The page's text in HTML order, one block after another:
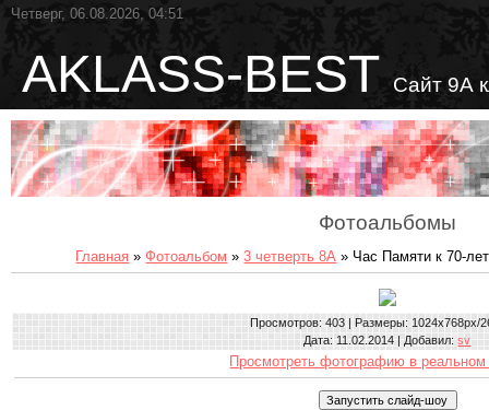
Четверг, 06.08.2026, 04:51
AKLASS-BEST Сайт 9А
Фотоальбомы
Главная »Фотоальбом »3 четверть 8А » Час Памяти к 70-
Просмотров: 403 | Размеры: 1024x768px/
Дата: 11.02.2014 | Добавил:sv
Просмотреть фотографию в реальном